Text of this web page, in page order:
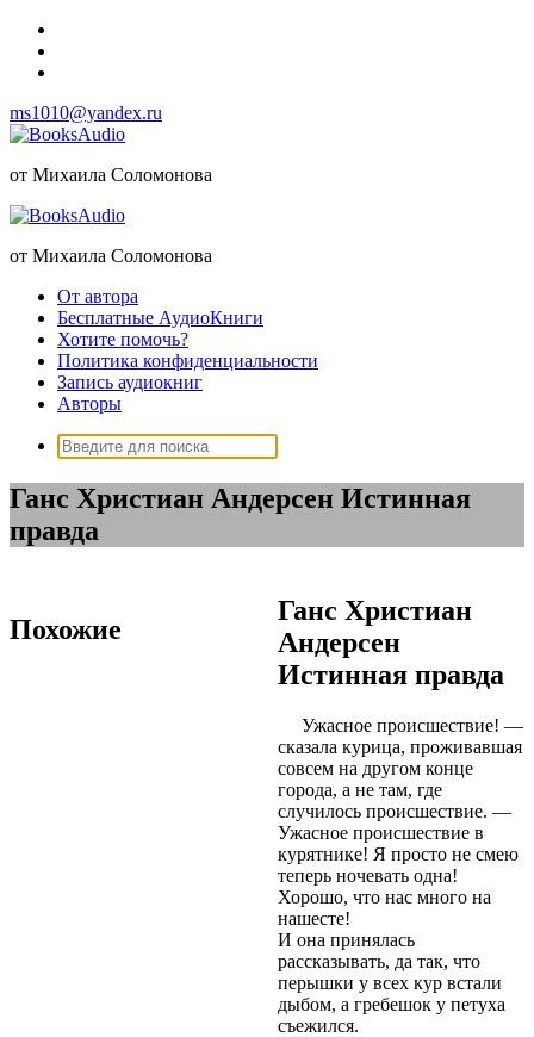
Перейти
содержимому
ms1010@yandex.ru
от Михаила Соломонова
от Михаила Соломонова
От автора
Бесплатные АудиоКниги
Хотите помочь?
Политика конфиденциальности
Запись аудиокниг
Авторы
Поиск:
Ганс Христиан Андерсен Истинная
правда
Ганс Христиан
Андерсен
Истинная правда
Ужасное происшествие! —
сказала курица, проживавшая
совсем на другом конце
города, а не там, где
случилось происшествие. —
Ужасное происшествие в
курятнике! Я просто не смею
теперь ночевать одна!
Хорошо, что нас много на
нашесте!
И она принялась
рассказывать, да так, что
перышки у всех кур встали
дыбом, а гребешок у петуха
съежился.
Похожие